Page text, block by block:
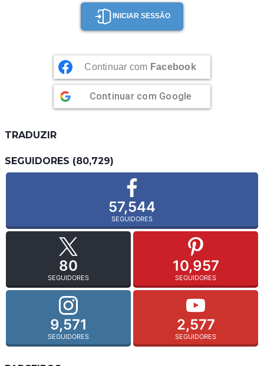
INICIAR SESSÃO
Continuar com Facebook
Continuar com Google
TRADUZIR
SEGUIDORES (80,729)
57,544
SEGUIDORES
80
SEGUIDORES
10,957
SEGUIDORES
9,571
SEGUIDORES
2,577
SEGUIDORES